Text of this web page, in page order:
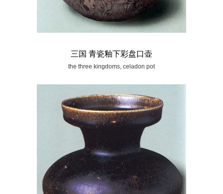
三国 青瓷釉下彩盘口壶
the three kingdoms, celadon pot